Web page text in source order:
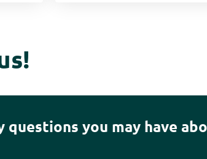
questions you may have